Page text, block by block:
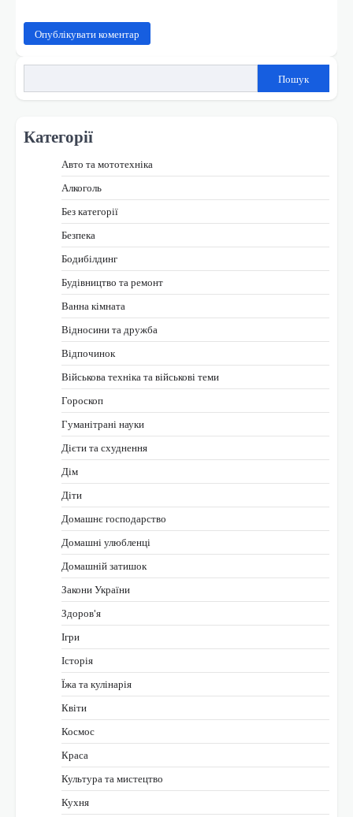
Пошук
Категорії
Авто та мототехніка
Алкоголь
Без категорії
Безпека
Бодибілдинг
Будівництво та ремонт
Ванна кімната
Відносини та дружба
Відпочинок
Військова техніка та військові теми
Гороскоп
Гуманітрані науки
Дієти та схуднення
Дім
Діти
Домашнє господарство
Домашні улюбленці
Домашній затишок
Закони України
Здоров'я
Ігри
Історія
Їжа та кулінарія
Квіти
Космос
Краса
Культура та мистецтво
Кухня